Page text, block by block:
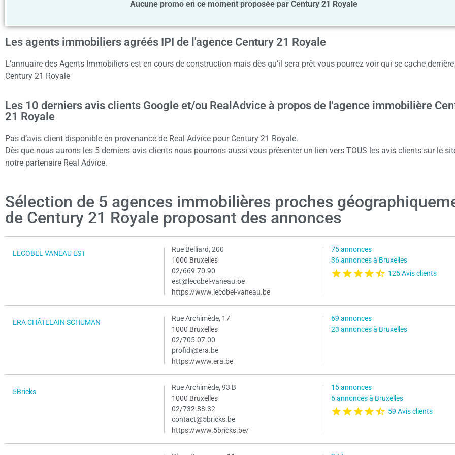
Aucune promo en ce moment proposée par Century 21 Royale
Les agents immobiliers agréés IPI de l'agence Century 21 Royale
L’annuaire des Agents Immobiliers est en cours de construction mais dès qu’il sera prêt vous pourrez voir qui se cache derrière
Century 21 Royale
Les 10 derniers avis clients Google et/ou RealAdvice à propos de l'agence immobilière
21 Royale
Pas d’avis client disponible en provenance de Real Advice pour Century 21 Royale.
Dès que nous aurons les 5 derniers avis clients nous pourrons aussi vous présenter un lien vers TOUS les avis clients sur le
notre partenaire Real Advice.
Sélection de 5 agences immobilières proches
de Century 21 Royale proposant des annonces
LECOBEL VANEAU EST
Rue Belliard, 200
1000 Bruxelles
02/669.70.90
est@lecobel-vaneau.be
https://www.lecobel-vaneau.be
75 annonces
36 annonces à Bruxelles
125 Avis clients
ERA CHÂTELAIN SCHUMAN
Rue Archimède, 17
1000 Bruxelles
02/705.07.00
profidi@era.be
https://www.era.be
69 annonces
23 annonces à Bruxelles
5Bricks
Rue Archimède, 93 B
1000 Bruxelles
02/732.88.32
contact@5bricks.be
https://www.5bricks.be/
15 annonces
6 annonces à Bruxelles
59 Avis clients